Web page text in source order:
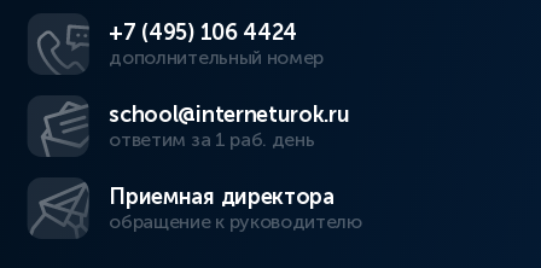
+7 (495) 106 4424
дополнительный номер
school@interneturok.ru
ответим за 1 раб. день
Приемная директора
обращение к руководителю